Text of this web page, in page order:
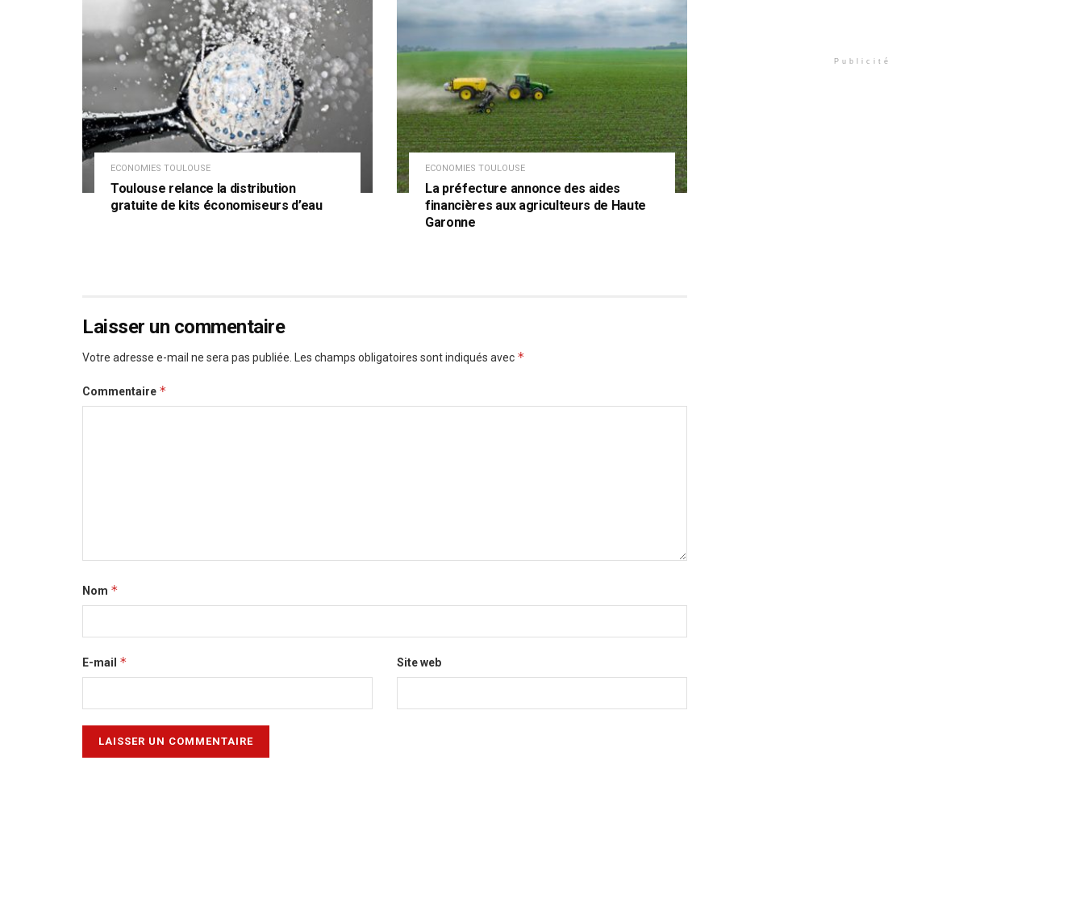
ECONOMIES TOULOUSE
Toulouse relance la distribution
gratuite de kits économiseurs d’eau
ECONOMIES TOULOUSE
La préfecture annonce des aides
financières aux agriculteurs de Haute
Garonne
Laisser un commentaire
Votre adresse e-mail ne sera pas publiée. Les champs obligatoires sont indiqués avec *
Commentaire *
Nom *
E-mail * Site web
Publicité